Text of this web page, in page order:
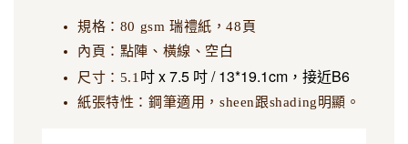
規格：80 gsm 瑞禮紙，48頁
內頁：點陣、橫線、空白
尺寸：5.1 吋 x 7.5 吋 / 13*19.1cm，接近B6
紙張特性：鋼筆適用，sheen跟shading明顯。